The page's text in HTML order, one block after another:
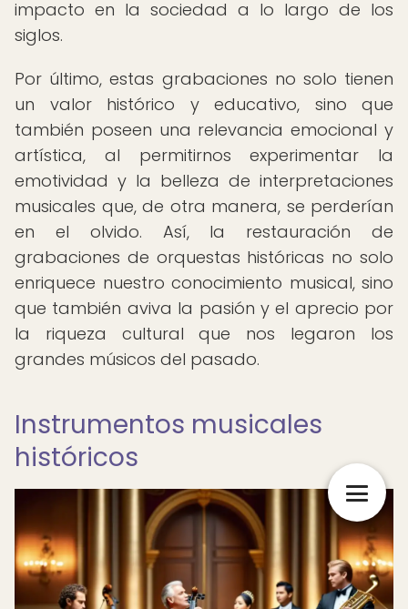
impacto en la sociedad a lo largo de los
siglos.
Por último, estas grabaciones no solo tienen
un valor histórico y educativo, sino que
también poseen una relevancia emocional y
artística, al permitirnos experimentar la
emotividad y la belleza de interpretaciones
musicales que, de otra manera, se perderían
en el olvido. Así, la restauración de
grabaciones de orquestas históricas no solo
enriquece nuestro conocimiento musical, sino
que también aviva la pasión y el aprecio por
la riqueza cultural que nos legaron los
grandes músicos del pasado.
Instrumentos musicales
históricos